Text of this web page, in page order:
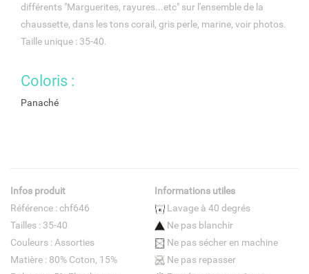
différents "Marguerites, rayures...etc" sur l'ensemble de la
chaussette, dans les tons corail, gris perle, marine, voir photos.
Taille unique : 35-40.
Coloris :
Panaché
Infos produit
Référence : chf646
Tailles : 35-40
Couleurs : Assorties
Matière : 80% Coton, 15%
Informations utiles
Lavage à 40 degrés
Ne pas blanchir
Ne pas sécher en machine
Ne pas repasser